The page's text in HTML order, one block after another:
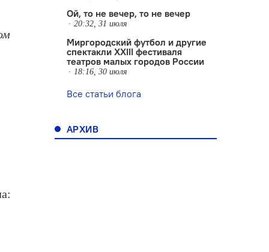
Ой, то не вечер, то не вечер
20:32, 31 июля
Миргородский футбол и другие
спектакли XXIII фестиваля
театров малых городов России
18:16, 30 июля
Все статьи блога
АРХИВ